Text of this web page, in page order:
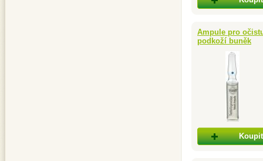
Ampule pro
podkoží buněk
Koupit